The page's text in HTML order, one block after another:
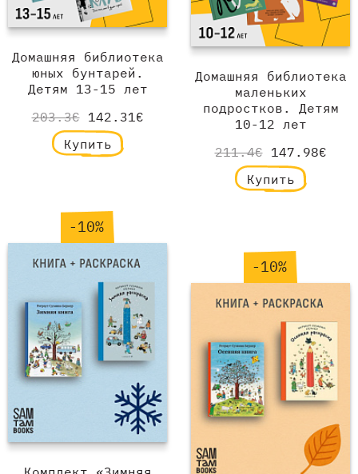
Домашняя библиотека
юных бунтарей.
Детям 13-15 лет
203.3€142.31€
Купить
Домашняя библиотека
маленьких
подростков. Детям
10-12 лет
211.4€147.98€
Купить
-10%
-10%